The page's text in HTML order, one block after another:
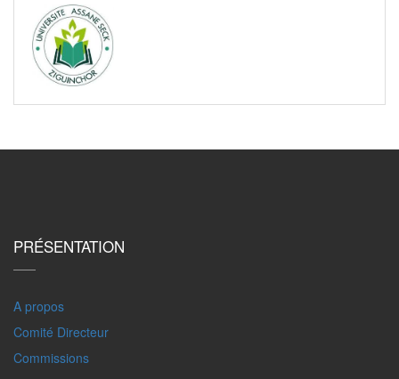
PRÉSENTATION
A propos
Comité Directeur
Commissions